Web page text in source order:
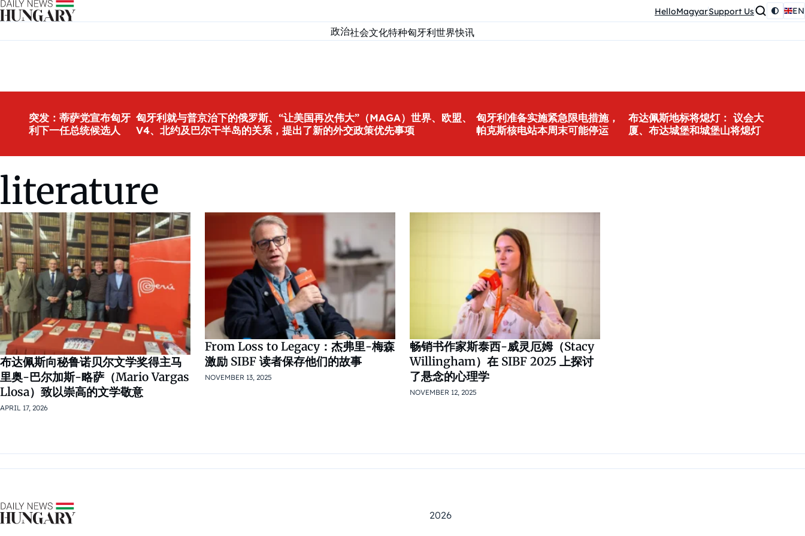
Skip to content HelloMagyarSupport Us EN
政治社会文化特种匈牙利世界快讯
突发：蒂萨党宣布匈牙
利下一任总统候选人
匈牙利就与普京治下的俄罗斯、“让美国再次伟大”（MAGA）世界、欧盟、
V4、北约及巴尔干半岛的关系，提出了新的外交政策优先事项
匈牙利准备实施紧急限电措施，
帕克斯核电站本周末可能停运
布达佩斯地标将熄灯： 议会大
厦、布达城堡和城堡山将熄灯
literature
布达佩斯向秘鲁诺贝尔文学奖得主马
里奥-巴尔加斯-略萨（Mario Vargas
Llosa）致以崇高的文学敬意
APRIL 17, 2026
From Loss to Legacy：杰弗里-梅森
激励 SIBF 读者保存他们的故事
NOVEMBER 13, 2025
畅销书作家斯泰西-威灵厄姆（Stacy
Willingham）在 SIBF 2025 上探讨
了悬念的心理学
NOVEMBER 12, 2025
2026